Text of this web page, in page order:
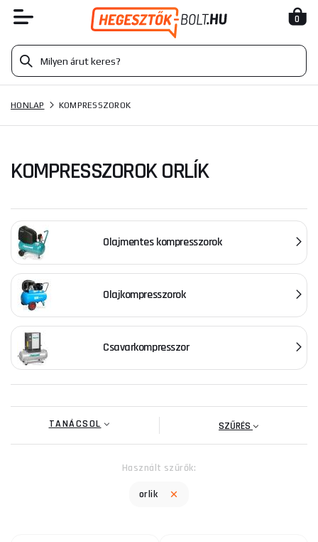
0
HONLAP KOMPRESSZOROK
KOMPRESSZOROK ORLÍK
Olajmentes kompresszorok
Olajkompresszorok
Csavarkompresszor
TANÁCSOL SZŰRÉS
Használt szűrők:
orlik